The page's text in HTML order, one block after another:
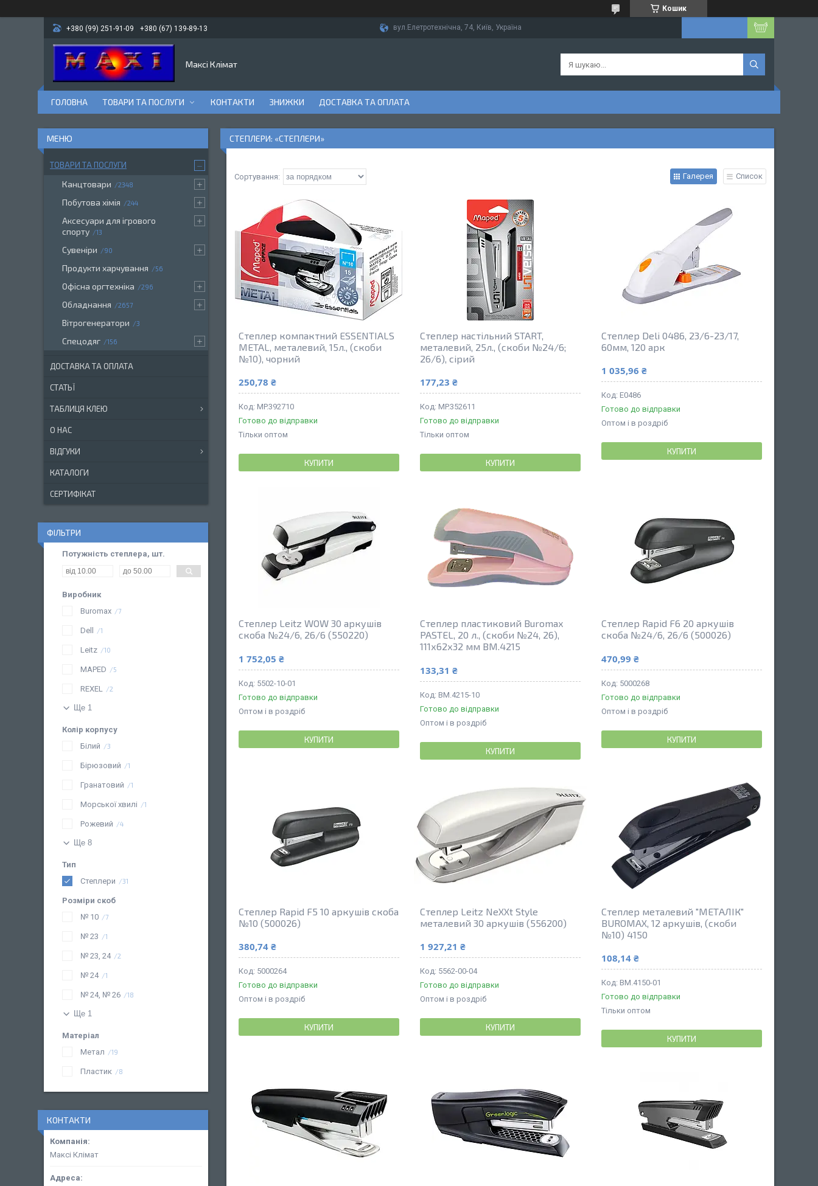
Кошик
+380 (99) 251-91-09 +380 (67) 139-89-13 вул.Елетротехнічна, 74, Київ, Україна
Максі Клімат
ГОЛОВНА ТОВАРИ ТА ПОСЛУГИ КОНТАКТИ ЗНИЖКИ ДОСТАВКА ТА ОПЛАТА
СТЕПЛЕРИ: «СТЕПЛЕРИ»
Галерея Список
Степлер компактний ESSENTIALS
METAL, металевий, 15л., (скоби
№10), чорний
250,78 ₴
MP.392710
Готово до відправки
Тільки оптом
КУПИТИ
Степлер настільний START,
металевий, 25л., (скоби №24/6;
26/6), сірий
177,23 ₴
MP.352611
Готово до відправки
Тільки оптом
КУПИТИ
Степлер Deli 0486, 23/6-23/17,
60мм, 120 арк
1 035,96 ₴
E0486
Готово до відправки
Оптом і в роздріб
КУПИТИ
Степлер Leitz WOW 30 аркушів
скоба №24/6, 26/6 (550220)
1 752,05 ₴
5502-10-01
Готово до відправки
Оптом і в роздріб
КУПИТИ
Степлер пластиковий Buromax
PASTEL, 20 л., (скоби №24, 26),
111х62х32 мм BM.4215
133,31 ₴
BM.4215-10
Готово до відправки
Оптом і в роздріб
КУПИТИ
Степлер Rapid F6 20 аркушів
скоба №24/6, 26/6 (500026)
470,99 ₴
5000268
Готово до відправки
Оптом і в роздріб
КУПИТИ
Степлер Rapid F5 10 аркушів скоба
№10 (500026)
380,74 ₴
5000264
Готово до відправки
Оптом і в роздріб
КУПИТИ
Степлер Leitz NeXXt Style
металевий 30 аркушів (556200)
1 927,21 ₴
5562-00-04
Готово до відправки
Оптом і в роздріб
КУПИТИ
Степлер металевий "МЕТАЛІК"
BUROMAX, 12 аркушів, (скоби
№10) 4150
108,14 ₴
BM.4150-01
Готово до відправки
Тільки оптом
КУПИТИ
ТОВАРИ ТА ПОСЛУГИ
Канцтовари 2348
Побутова хімія 244
Аксесуари для ігрового
спорту
13
Сувеніри 90
Продукти харчування 56
Офісна оргтехніка 296
Обладнання 2657
Вітрогенератори 3
Спецодяг 156
ДОСТАВКА ТА ОПЛАТА
СТАТЬЇ
ТАБЛИЦЯ КЛЕЮ
О НАС
ВІДГУКИ
КАТАЛОГИ
СЕРТИФІКАТ
ФІЛЬТРИ
Потужність степлера, шт.
Виробник
Buromax
7
Dell 1
Leitz 10
MAPED 5
REXEL 2
Ще 1
Колір корпусу
Білий
3
Бірюзовий 1
Гранатовий 1
Морської хвилі 1
Рожевий 4
Ще 8
Тип
Степлери
31
Розміри скоб
№ 10
7
№ 23 1
№ 23, 24 2
№ 24 1
№ 24, № 26 18
Ще 1
Матеріал
Метал
19
Пластик 8
КОНТАКТИ
Максі Клімат